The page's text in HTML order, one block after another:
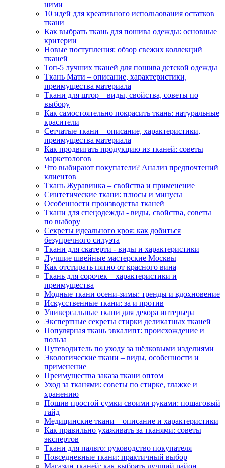
ними
10 идей для креативного использования остатков
ткани
Как выбрать ткань для пошива одежды: основные
критерии
Новые поступления: обзор свежих коллекций
тканей
Топ-5 лучших тканей для пошива детской одежды
Ткань Мати – описание, характеристики,
преимущества материала
Ткани для штор – виды, свойства, советы по
выбору
Как самостоятельно покрасить ткань: натуральные
красители
Сетчатые ткани – описание, характеристики,
преимущества материала
Как продвигать продукцию из тканей: советы
маркетологов
Что выбирают покупатели? Анализ предпочтений
клиентов
Ткань Журавинка – свойства и применение
Синтетические ткани: плюсы и минусы
Особенности производства тканей
Ткани для спецодежды - виды, свойства, советы
по выбору
Секреты идеального кроя: как добиться
безупречного силуэта
Ткани для скатерти - виды и характеристики
Лучшие швейные мастерские Москвы
Как отстирать пятно от красного вина
Ткань для сорочек – характеристики и
преимущества
Модные ткани осени-зимы: тренды и вдохновение
Искусственные ткани: за и против
Универсальные ткани для декора интерьера
Экспертные секреты стирки деликатных тканей
Популярная ткань эвкалипт: происхождение и
польза
Путеводитель по уходу за шёлковыми изделиями
Экологические ткани – виды, особенности и
применение
Преимущества заказа ткани оптом
Уход за тканями: советы по стирке, глажке и
хранению
Пошив простой сумки своими руками: пошаговый
гайд
Медицинские ткани – описание и характеристики
Как правильно ухаживать за тканями: советы
экспертов
Ткани для пальто: руководство покупателя
Повседневные ткани: практичный выбор
Магазин тканей: как выбрать лучший район